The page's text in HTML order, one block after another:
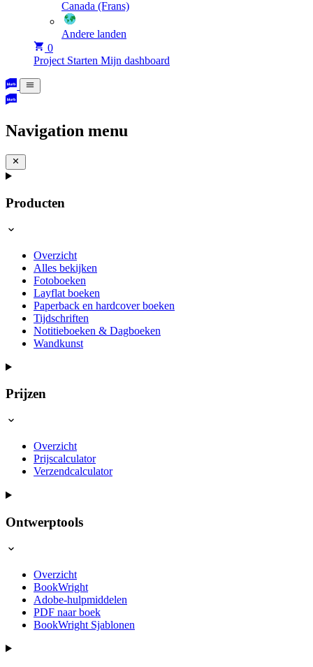
Canada (Frans)
Andere landen
0
Project Starten Mijn dashboard
Navigation menu
Producten
Overzicht
Alles bekijken
Fotoboeken
Layflat boeken
Paperback en hardcover boeken
Tijdschriften
Notitieboeken & Dagboeken
Wandkunst
Prijzen
Overzicht
Prijscalculator
Verzendcalculator
Ontwerptools
Overzicht
BookWright
Adobe-hulpmiddelen
PDF naar boek
BookWright Sjablonen